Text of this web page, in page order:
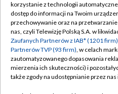
Abonament TVP
Emisja w TVP
Centrum informacji TVP
Naziemna Telewizja
Polityka
Moje
korzystanie z technologii
dostęp do informacji na Twoim
przechowywanie oraz na
nas, czyli Telewizję Polską S.A. w
Zaufanych Partnerów z IAB* (1201 firm)
Partnerów TVP (93 firm), w celach
zautomatyzowanego dopasowania
mierzenia ich skuteczności) i
także zgody na udostępnianie przez